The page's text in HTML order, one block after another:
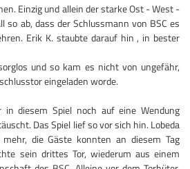
Einzig und allein der starke Ost - West -
so ab, dass der Schlussmann von BSC es
Erik K. staubte darauf hin , in bester
und so kam es nicht von ungefähr,
eingeladen worde.
diesem Spiel noch auf eine Wendung
Das Spiel lief so vor sich hin. Lobeda
die Gäste konnten an diesem Tag
sein drittes Tor, wiederum aus einem